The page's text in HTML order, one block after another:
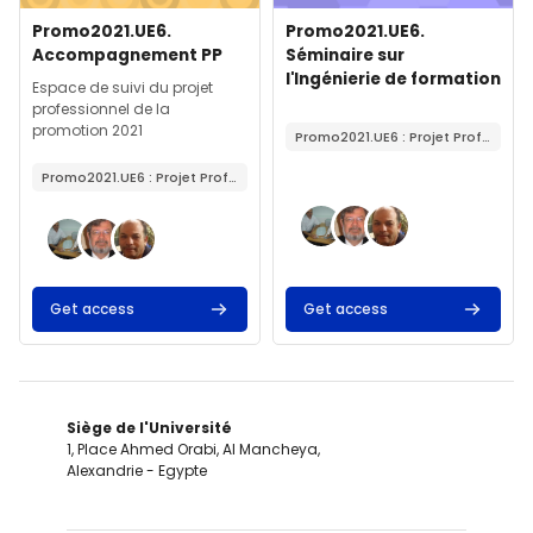
Image de cours
Nom du cours
Promo2021.UE6.
Accompagnement PP
Résumé du cours :
Espace de suivi du projet
professionnel de la
promotion 2021
Promo2021.UE6 : Projet Professionnel (15 Crédits)
Get access
Image de cours
Nom du cours
Promo2021.UE6.
Séminaire sur
l'Ingénierie de formation
Promo2021.UE6 : Projet Professionnel (15 Crédits)
Get access
Siège de l'Université
1, Place Ahmed Orabi, Al Mancheya,
Alexandrie - Egypte